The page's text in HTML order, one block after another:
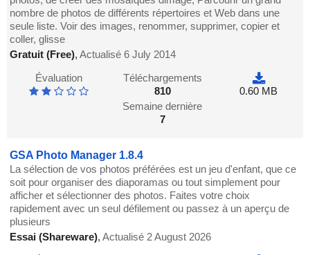
nombre de photos de différents répertoires et Web dans une
seule liste. Voir des images, renommer, supprimer, copier et
coller, glisse
Gratuit (Free),Actualisé 6 July 2014
Évaluation
Téléchargements
810
Semaine dernière
7
0.60 MB
GSA Photo Manager 1.8.4
La sélection de vos photos préférées est un jeu d'enfant, que ce
soit pour organiser des diaporamas ou tout simplement pour
afficher et sélectionner des photos. Faites votre choix
rapidement avec un seul défilement ou passez à un aperçu de
plusieurs
Essai (Shareware),Actualisé 2 August 2026